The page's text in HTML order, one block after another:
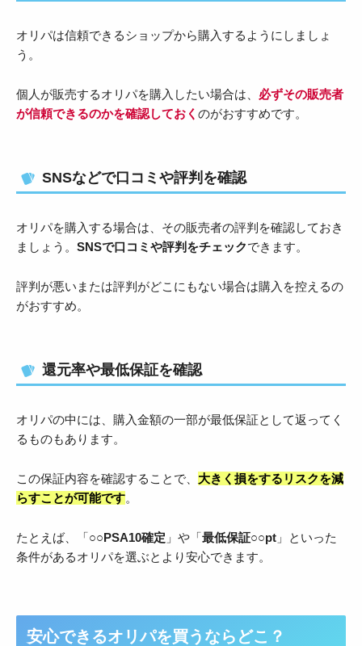
オリパは信頼できるショップから購入するようにしましょ
う。
個人が販売するオリパを購入したい場合は、 必ずその販売者
が信頼できるのかを確認しておく のがおすすめです。
SNSなどで口コミや評判を確認
オリパを購入する場合は、その販売者の評判を確認しておき
ましょう。 SNSで口コミや評判をチェックできます。
評判が悪いまたは評判がどこにもない場合は購入を控えるの
がおすすめ。
還元率や最低保証を確認
オリパの中には、購入金額の一部が最低保証として返ってく
るものもあります。
この保証内容を確認することで、 大きく損をするリスクを減
らすことが可能です。
たとえば、「○○PSA10確定 」や「最低保証○○pt 」といった
条件があるオリパを選ぶとより安心できます。
安心できるオリパを買うならどこ？